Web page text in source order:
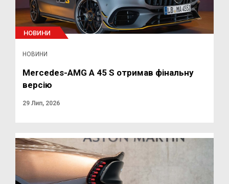
НОВИНИ
НОВИНИ
Mercedes-AMG A 45 S отримав фінальну
версію
29 Лип, 2026